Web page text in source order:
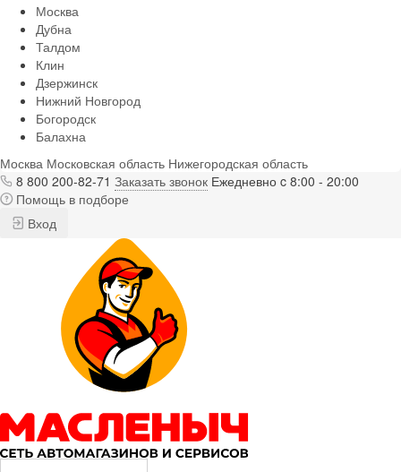
Москва
Дубна
Талдом
Клин
Дзержинск
Нижний Новгород
Богородск
Балахна
Москва Московская область Нижегородская область
8 800 200-82-71 Заказать звонок Ежедневно c 8:00 - 20:00
Помощь в подборе
Вход